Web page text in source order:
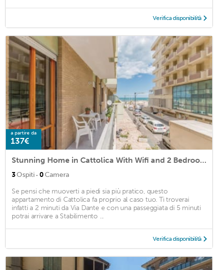
Verifica disponibilità
a partire da
137€
Stunning Home in Cattolica With Wifi and 2 Bedrooms
3Ospiti · 0Camera
Se pensi che muoverti a piedi sia più pratico, questo
appartamento di Cattolica fa proprio al caso tuo. Ti troverai
infatti a 2 minuti da Via Dante e con una passeggiata di 5 minuti
potrai arrivare a Stabilimento ...
Verifica disponibilità